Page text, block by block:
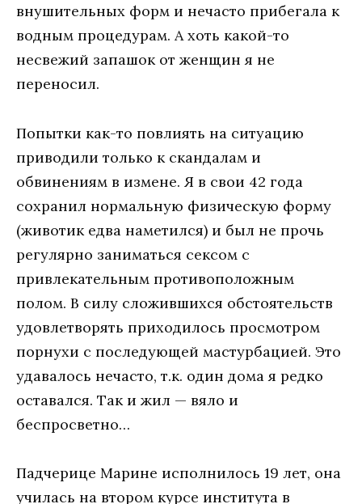
внушительных форм и нечасто прибегала к
водным процедурам. А хоть какой-то
несвежий запашок от женщин я не
переносил.
Попытки как-то повлиять на ситуацию
приводили только к скандалам и
обвинениям в измене. Я в свои 42 года
сохранил нормальную физическую форму
(животик едва наметился) и был не прочь
регулярно заниматься сексом с
привлекательным противоположным
полом. В силу сложившихся обстоятельств
удовлетворять приходилось просмотром
порнухи с последующей мастурбацией. Это
удавалось нечасто, т.к. один дома я редко
оставался. Так и жил — вяло и
беспросветно…
Падчерице Марине исполнилось 19 лет, она
училась на втором курсе института в